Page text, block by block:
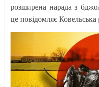
розширена нарада з
це повідомляє Ковельська